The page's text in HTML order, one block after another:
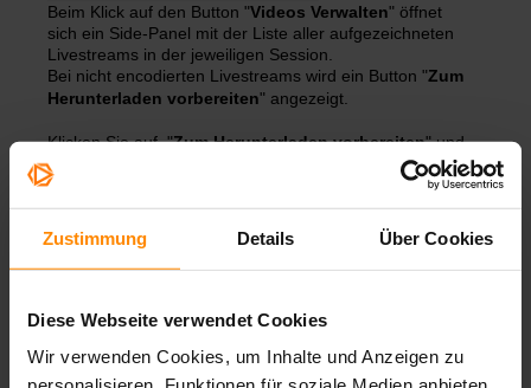
Zustimmung Details Über Cookies
Diese Webseite verwendet Cookies
Wir verwenden Cookies, um Inhalte und Anzeigen zu
Beim Klick auf den Button "Videos Verwalten" öffnet
sich ein Side-Panel mit der Liste aller aufgezeichneten
Livestreams in der jeweiligen Session.
Bei nicht encodierten Livestreams wird ein Button "Zum
Herunterladen vorbereiten" angezeigt.
Klicken Sie auf "Zum Herunterladen vorbereiten" und
der Status wechselt zu "
Bei encodierten Livestreams wird ein Button zum